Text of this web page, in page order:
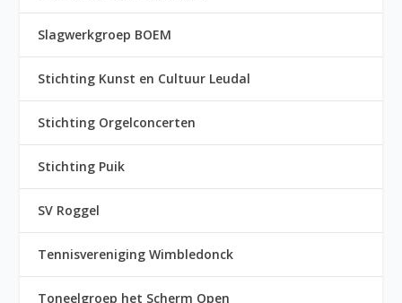
Slagwerkgroep BOEM
Stichting Kunst en Cultuur Leudal
Stichting Orgelconcerten
Stichting Puik
SV Roggel
Tennisvereniging Wimbledonck
Toneelgroep het Scherm Open